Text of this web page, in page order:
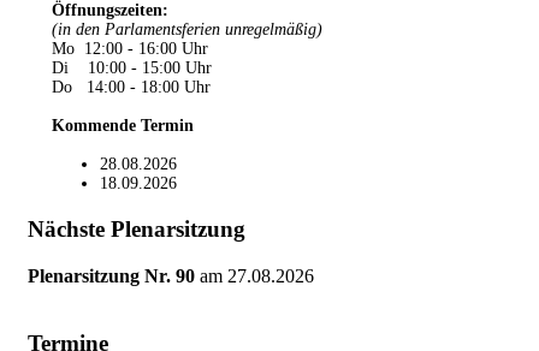
Öffnungszeiten:
(in den Parlamentsferien unregelmäßig)
Mo 12:00 - 16:00 Uhr
Di 10:00 - 15:00 Uhr
Do 14:00 - 18:00 Uhr
Kommende Termin
28.08.2026
18.09.2026
Nächste Plenarsitzung
Plenarsitzung Nr. 90 am 27.08.2026
Termine